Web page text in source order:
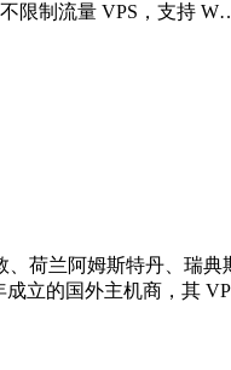
不限制流量 VPS，支持
荷兰阿姆斯特丹、瑞
成立的国外主机商，其